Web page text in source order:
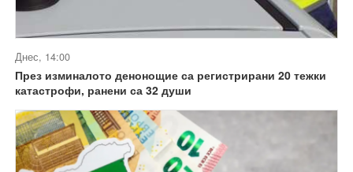
Днес, 14:00
През изминалото денонощие са регистрирани 20 тежки
катастрофи, ранени са 32 души